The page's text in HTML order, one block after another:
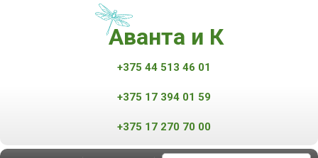
Аванта и К
+375 44 513 46 01
+375 17 394 01 59
+375 17 270 70 00